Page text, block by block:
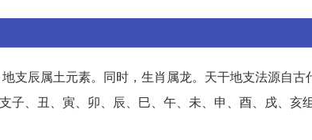
支辰属土元素。同时，生肖属龙。天干地支法源自古
、丑、寅、卯、辰、巳、午、未、申、酉、戌、亥